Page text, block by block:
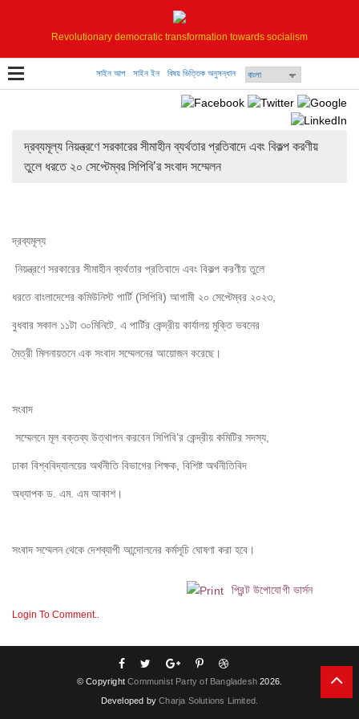
Revolutionary democratic transformation towards socialism
সাইন আপ সাইন ইন বিষয় ভিত্তিক অনুসন্ধান
দ্রব্যমূল্য নিয়ন্ত্রণে সরকারের সীমাহীন ব্যর্থতার প্রতিবাদে এবং বিকল্প করণীয়
তুলে ধরতে ২০ সেপ্টেম্বর সিপিবি’র সংবাদ সম্মেলন
দ্রব্যমূল্য
ধরতে বাংলাদেশের কমিউনিস্ট পার্টি (সিপিবি) আগামী ২০ সেপ্টেম্বর ২০২৩,
বুধবার সকাল ১১টা ৩০মিনিটে. এ পার্টির কেন্দ্রীয় কার্যালয় মুক্তি ভবনের
মৈত্রী মিলনায়তনে এক সংবাদ সম্মেলনের আয়োজন করেছে।
সংবাদ
ঢাকা বিশ্ববিদ্যালয়ের অর্থনীতি বিভাগের শিক্ষক, বিশিষ্ট অর্থনীতিবিদ
অধ্যাপক ড. এম. এম আকাশ।
সংবাদ সম্মেলন থেকে দেশব্যাপী আন্দোলনের কর্মসূচি ঘোষণা করা হবে।
প্রিন্ট উপোযোগী ভার্সন
Login To Comment..
© CopyrightCommunist Party of Bangladesh 2026.
Developed byCharja Solutions Limited.